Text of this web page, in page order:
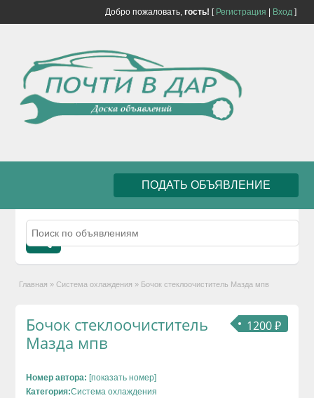
Добро пожаловать, гость! [ Регистрация Вход]
ПОДАТЬ ОБЪЯВЛЕНИЕ
Главная » Система охлаждения » Бочок стеклоочиститель Мазда мпв
1200 ₽
Бочок стеклоочиститель
Мазда мпв
Номер автора: [показать номер]
Категория:Система охлаждения